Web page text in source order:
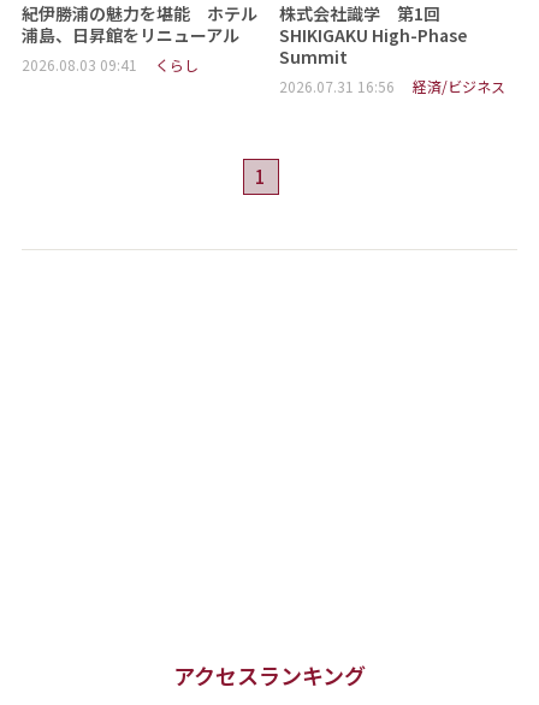
紀伊勝浦の魅力を堪能 ホテル
浦島、日昇館をリニューアル
2026.08.03 09:41 くらし
株式会社識学 第1回
SHIKIGAKU High-Phase
Summit
2026.07.31 16:56 経済/ビジネス
1
アクセスランキング